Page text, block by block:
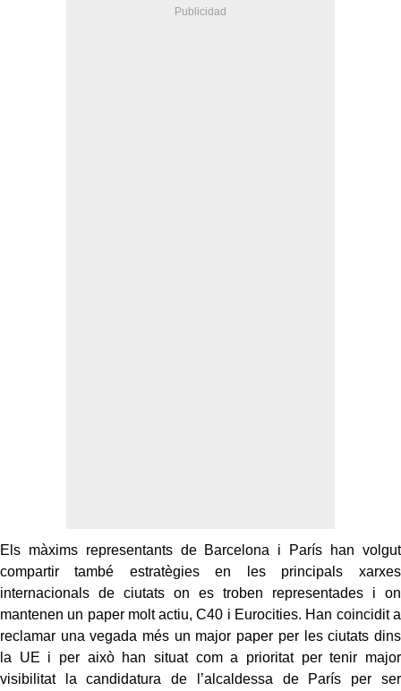
Els màxims representants de Barcelona i París han volgut
compartir també estratègies en les principals xarxes
internacionals de ciutats on es troben representades i on
mantenen un paper molt actiu, C40 i Eurocities. Han coincidit a
reclamar una vegada més un major paper per les ciutats dins
la UE i per això han situat com a prioritat per tenir major
visibilitat la candidatura de l’alcaldessa de París per ser